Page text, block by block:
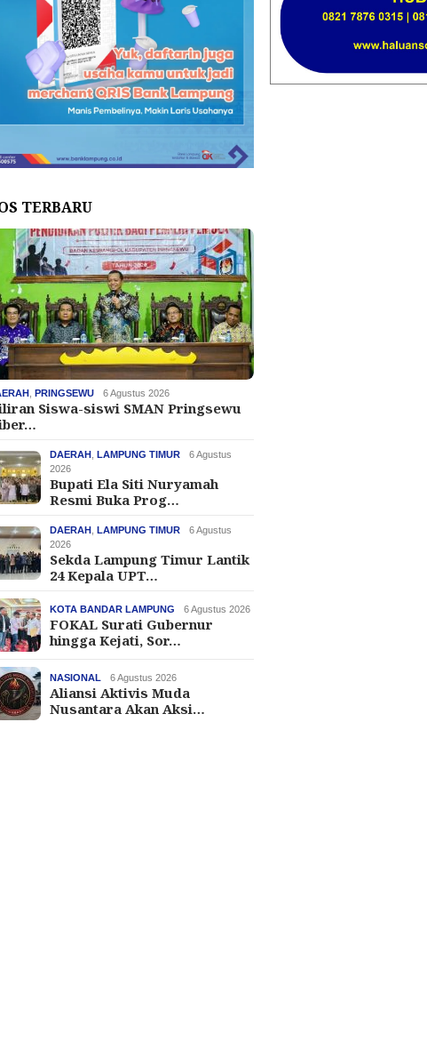
TERBARU
,PRINGSEWU 6 Agustus 2026
Siswa-siswi SMAN Pringsewu
DAERAH ,LAMPUNG TIMUR
6 Agustus
2026
Bupati Ela Siti Nuryamah
Resmi Buka Prog…
DAERAH ,LAMPUNG TIMUR
6 Agustus
2026
Sekda Lampung Timur Lantik
24 Kepala UPT…
KOTA BANDAR LAMPUNG 6 Agustus 2026
FOKAL Surati Gubernur
hingga Kejati, Sor…
NASIONAL 6 Agustus 2026
Aliansi Aktivis Muda
Nusantara Akan Aksi…